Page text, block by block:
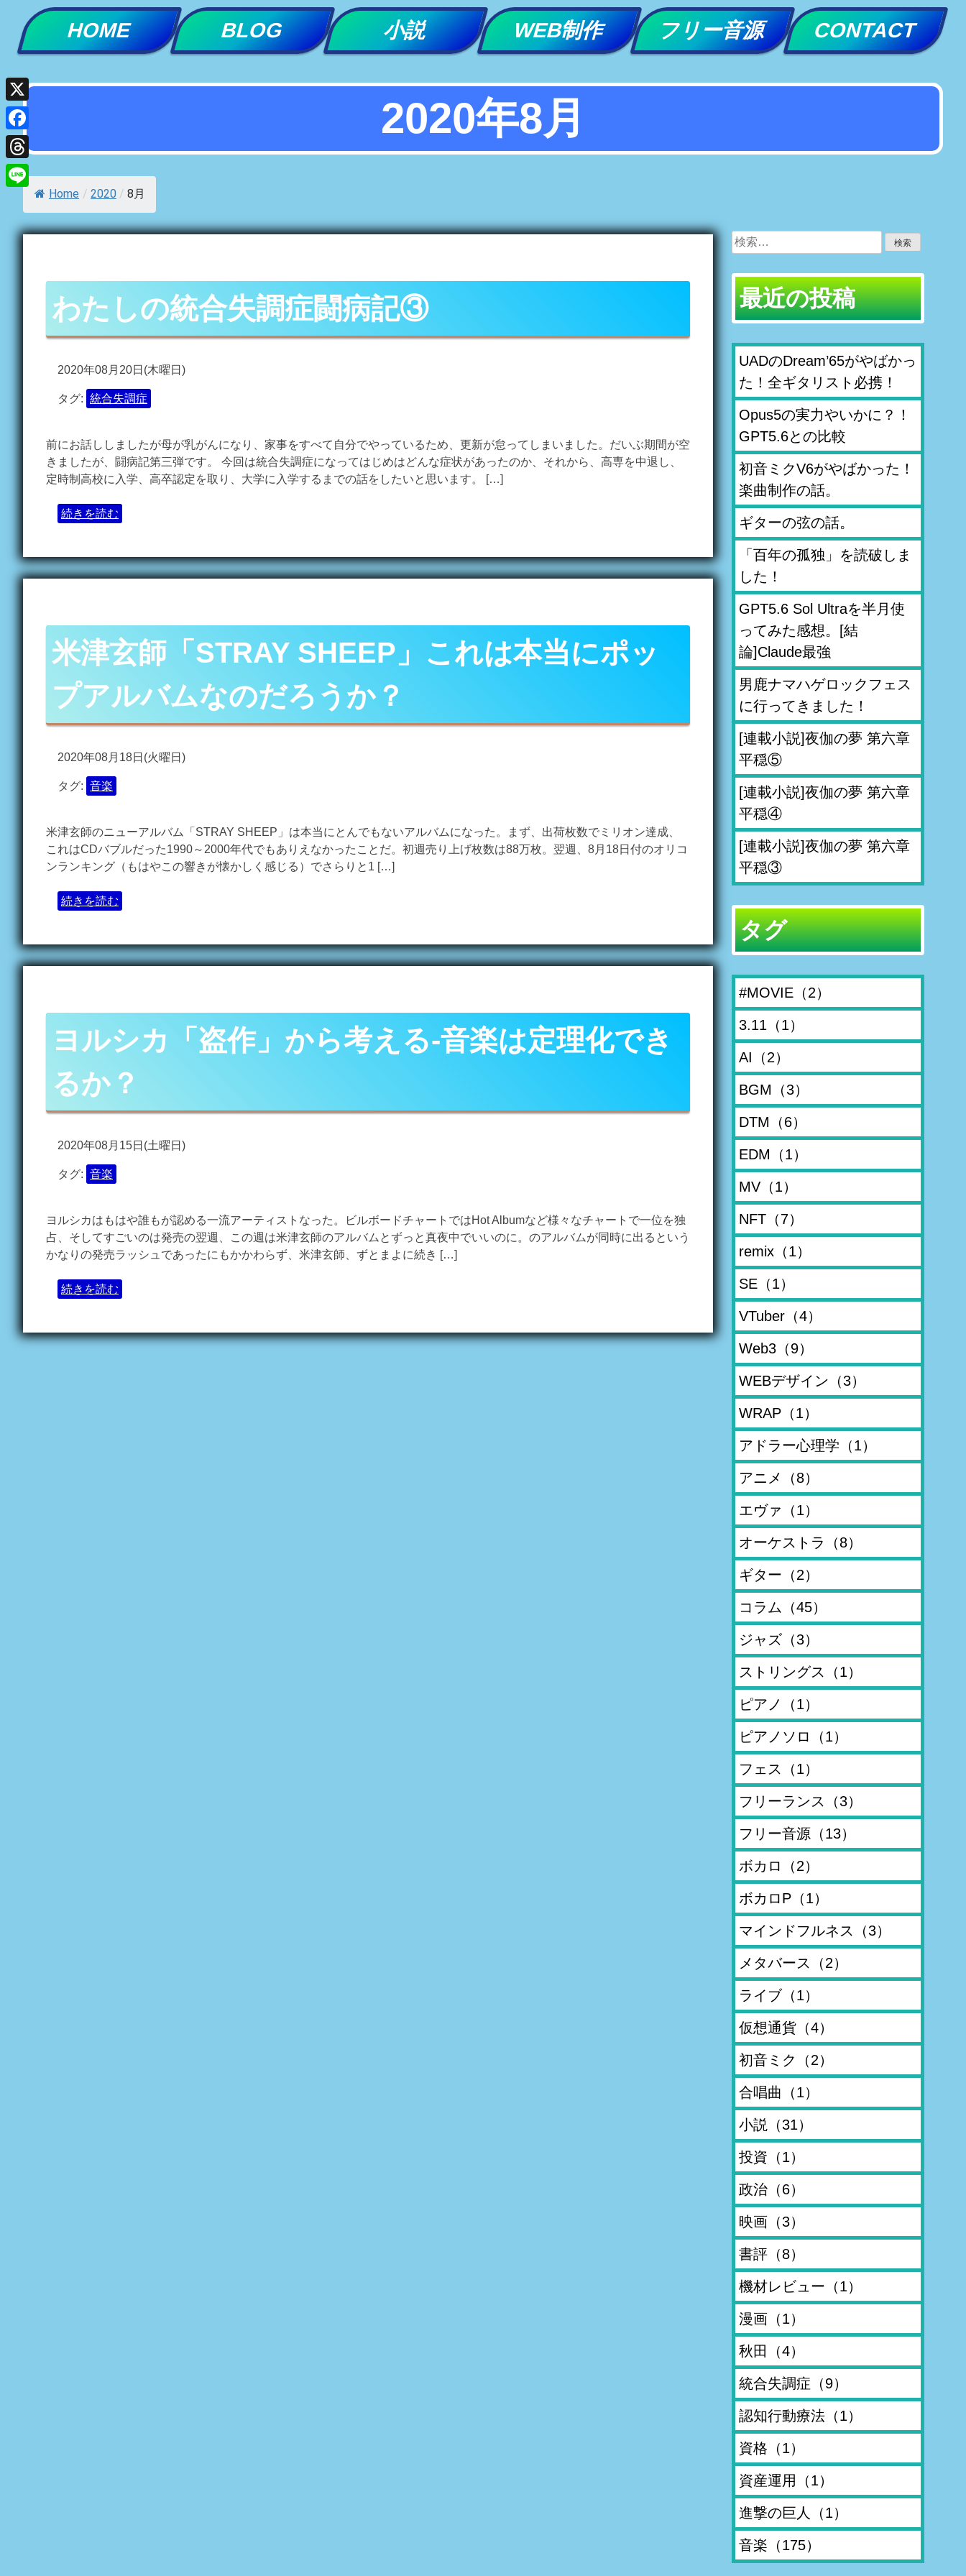
Skip
to
content
HOME BLOG 小説 WEB制作 フリー音源 CONTACT
2020年8月
Home / 2020 / 8月
わたしの統合失調症闘病記③
2020年08月20日(木曜日)
タグ: 統合失調症
前にお話ししましたが母が乳がんになり、家事をすべて自分でやっているため、更新が怠ってしまいました。だいぶ期間が空
きましたが、闘病記第三弾です。 今回は統合失調症になってはじめはどんな症状があったのか、それから、高専を中退し、
定時制高校に入学、高卒認定を取り、大学に入学するまでの話をしたいと思います。 […]
続きを読む
米津玄師「STRAY SHEEP」これは本当にポッ
プアルバムなのだろうか？
2020年08月18日(火曜日)
タグ: 音楽
米津玄師のニューアルバム「STRAY SHEEP」は本当にとんでもないアルバムになった。まず、出荷枚数でミリオン達成、
これはCDバブルだった1990～2000年代でもありえなかったことだ。初週売り上げ枚数は88万枚。翌週、8月18日付のオリコ
ンランキング（もはやこの響きが懐かしく感じる）でさらりと1 […]
続きを読む
ヨルシカ「盗作」から考える-音楽は定理化でき
るか？
2020年08月15日(土曜日)
タグ: 音楽
ヨルシカはもはや誰もが認める一流アーティストなった。ビルボードチャートではHot Albumなど様々なチャートで一位を独
占、そしてすごいのは発売の翌週、この週は米津玄師のアルバムとずっと真夜中でいいのに。のアルバムが同時に出るという
かなりの発売ラッシュであったにもかかわらず、米津玄師、ずとまよに続き […]
続きを読む
検
索:
最近の投稿
UADのDream’65がやばかっ
た！全ギタリスト必携！
Opus5の実力やいかに？！
GPT5.6との比較
初音ミクV6がやばかった！
楽曲制作の話。
ギターの弦の話。
「百年の孤独」を読破しま
した！
GPT5.6 Sol Ultraを半月使
ってみた感想。[結
論]Claude最強
男鹿ナマハゲロックフェス
に行ってきました！
[連載小説]夜伽の夢 第六章
平穏⑤
[連載小説]夜伽の夢 第六章
平穏④
[連載小説]夜伽の夢 第六章
平穏③
タグ
#MOVIE（2）
3.11 （1）
AI （2）
BGM （3）
DTM （6）
EDM （1）
MV（1）
NFT（7）
remix（1）
SE（1）
VTuber（4）
Web3（9）
WEBデザイン （3）
WRAP（1）
アドラー心理学 （1）
アニメ （8）
エヴァ （1）
オーケストラ （8）
ギター （2）
コラム （45）
ジャズ（3）
ストリングス （1）
ピアノ （1）
ピアノソロ （1）
フェス （1）
フリーランス （3）
フリー音源（13）
ボカロ （2）
ボカロP（1）
マインドフルネス （3）
メタバース （2）
ライブ（1）
仮想通貨（4）
初音ミク （2）
合唱曲 （1）
小説 （31）
投資 （1）
政治（6）
映画（3）
書評（8）
機材レビュー （1）
漫画（1）
秋田 （4）
統合失調症 （9）
認知行動療法（1）
資格 （1）
資産運用 （1）
進撃の巨人 （1）
音楽 （175）
X
Facebook
Threads